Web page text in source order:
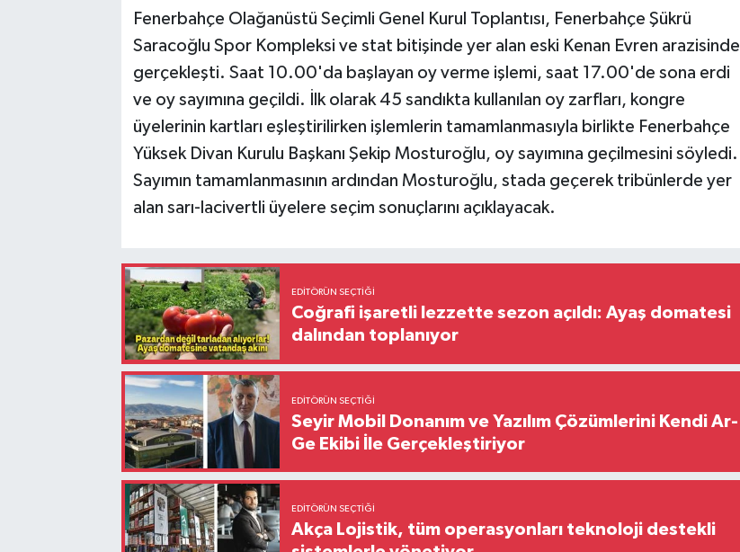
Fenerbahçe Olağanüstü Seçimli Genel Kurul Toplantısı, Fenerbahçe Şükrü
Saracoğlu Spor Kompleksi ve stat bitişinde yer alan eski Kenan Evren arazisinde
gerçekleşti. Saat 10.00'da başlayan oy verme işlemi, saat 17.00'de sona erdi
ve oy sayımına geçildi. İlk olarak 45 sandıkta kullanılan oy zarfları, kongre
üyelerinin kartları eşleştirilirken işlemlerin tamamlanmasıyla birlikte Fenerbahçe
Yüksek Divan Kurulu Başkanı Şekip Mosturoğlu, oy sayımına geçilmesini söyledi.
Sayımın tamamlanmasının ardından Mosturoğlu, stada geçerek tribünlerde yer
alan sarı-lacivertli üyelere seçim sonuçlarını açıklayacak.
EDITÖRÜN SEÇTIĞI
Coğrafi işaretli lezzette sezon açıldı: Ayaş domatesi
dalından toplanıyor
EDITÖRÜN SEÇTIĞI
Seyir Mobil Donanım ve Yazılım Çözümlerini Kendi Ar-
Ge Ekibi İle Gerçekleştiriyor
EDITÖRÜN SEÇTIĞI
Akça Lojistik, tüm operasyonları teknoloji destekli